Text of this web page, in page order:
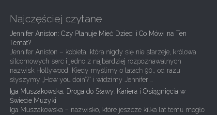
Najczęściej czytane
Jennifer Aniston: Czy Planuje Mieć Dzieci i Co Mówi na Ten
Temat?
Jennifer Aniston – kobieta, która nigdy się nie starzeje, królowa
sitcomowych serc i jedno z najbardziej rozpoznawalnych
nazwisk Hollywood. Kiedy myślimy o latach 90., od razu
słyszymy „How you doin’?” i widzimy Jennifer …
Iga Muszakowska: Droga do Sławy, Kariera i Osiągnięcia w
Świecie Muzyki
Iga Muszakowska – nazwisko, które jeszcze kilka lat temu mogło